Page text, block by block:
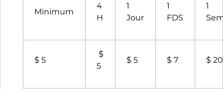
Minimum
4
H
1
Jour
1
FDS
1
$ 5
$
5
$ 5 $ 7 $ 20